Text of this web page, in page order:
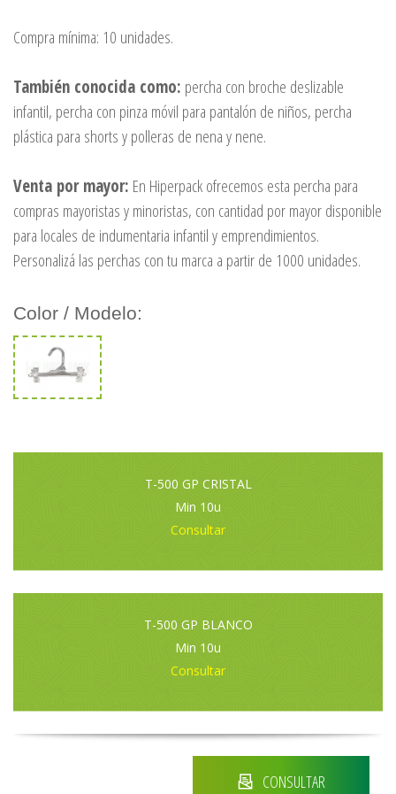
Compra mínima: 10 unidades.
También conocida como: percha con broche deslizable
infantil, percha con pinza móvil para pantalón de niños, percha
plástica para shorts y polleras de nena y nene.
Venta por mayor: En Hiperpack ofrecemos esta percha para
compras mayoristas y minoristas, con cantidad por mayor disponible
para locales de indumentaria infantil y emprendimientos.
Personalizá las perchas con tu marca a partir de 1000 unidades.
Color / Modelo:
T-500 GP CRISTAL
Min 10u
Consultar
T-500 GP BLANCO
Min 10u
Consultar
CONSULTAR